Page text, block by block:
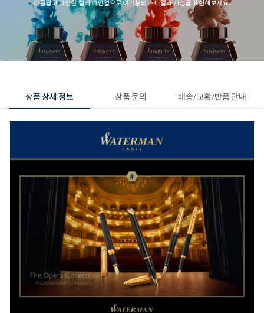
상품 상세 정보 상품 문의 배송/교환/반품 안내